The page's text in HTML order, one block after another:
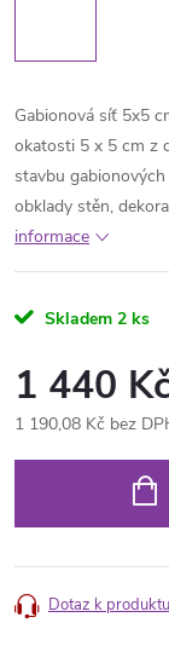
Gabionová síť 5x5
okatosti 5 x 5 cm z
stavbu
obklady stěn,
informace
Skladem 2 ks
1 440
1 190,08 Kč bez
Dotaz k produktu